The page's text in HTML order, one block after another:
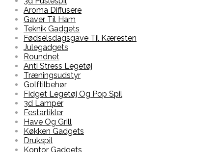
Aroma Diffusere
Gaver Til Ham
Teknik Gadgets
Fødselsdagsgave Til Kæresten
Julegadgets
Roundnet
Anti Stress Legetøj
Træningsudstyr
Golftilbehør
Fidget Legetøj Og Pop Spil
3d Lamper
Festartikler
Have Og Grill
Køkken Gadgets
Drukspil
Kontor Gadgets